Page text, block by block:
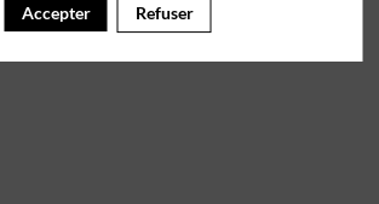
Accepter Refuser